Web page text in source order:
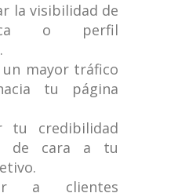
la visibilidad de
o perfil
un mayor tráfico
tu página
tu credibilidad
de cara a tu
a clientes